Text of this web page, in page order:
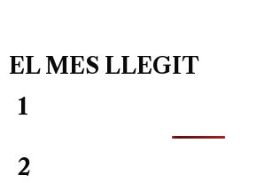
EL MES LLEGIT
1
2